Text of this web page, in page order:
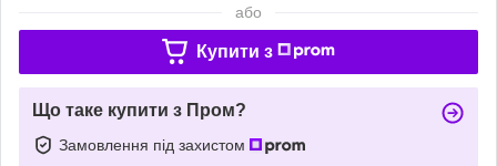
або
Купити з
Що таке купити з Пром?
Замовлення під захистом